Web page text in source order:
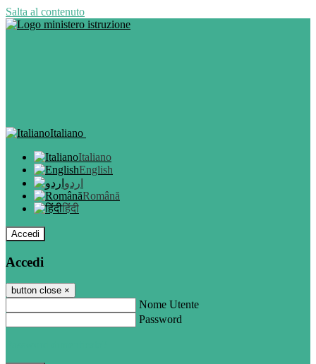
Salta al contenuto
Italiano
Italiano
English
اردو
Română
हिंदी
Accedi
Accedi
button close ×
Nome Utente
Password